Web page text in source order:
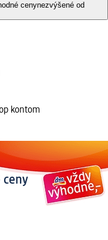
cenynezvýšené od
kontom
ceny